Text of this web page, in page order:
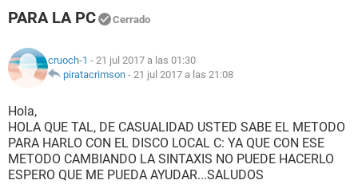
PARA LA PC Cerrado
cruoch-1 - 21 jul 2017 a las 01:30
piratacrimson - 21 jul 2017 a las 21:08
Hola,
HOLA QUE TAL, DE CASUALIDAD USTED SABE EL METODO
PARA HARLO CON EL DISCO LOCAL C: YA QUE CON ESE
METODO CAMBIANDO LA SINTAXIS NO PUEDE HACERLO
ESPERO QUE ME PUEDA AYUDAR...SALUDOS